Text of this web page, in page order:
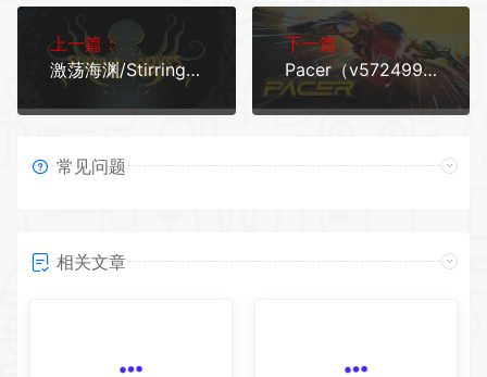
上一篇：
激荡海渊/Stirring Abyss
下一篇：
Pacer（v5724992）
常见问题
相关文章